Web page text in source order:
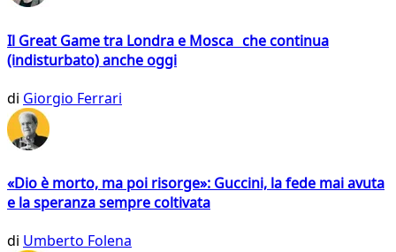
Il Great Game tra Londra e Mosca che continua
(indisturbato) anche oggi
di Giorgio Ferrari
«Dio è morto, ma poi risorge»: Guccini, la fede mai avuta
e la speranza sempre coltivata
di Umberto Folena